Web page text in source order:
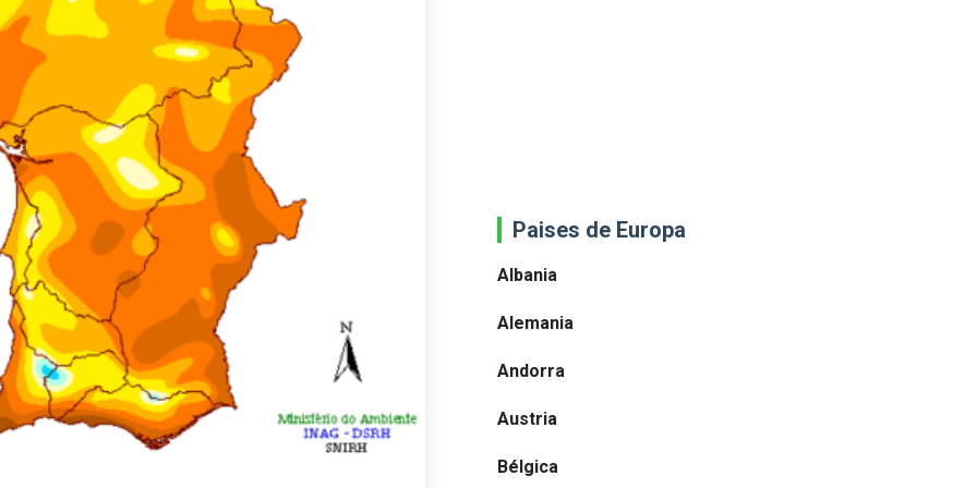
Paises de Europa
Albania
Alemania
Andorra
Austria
Bélgica